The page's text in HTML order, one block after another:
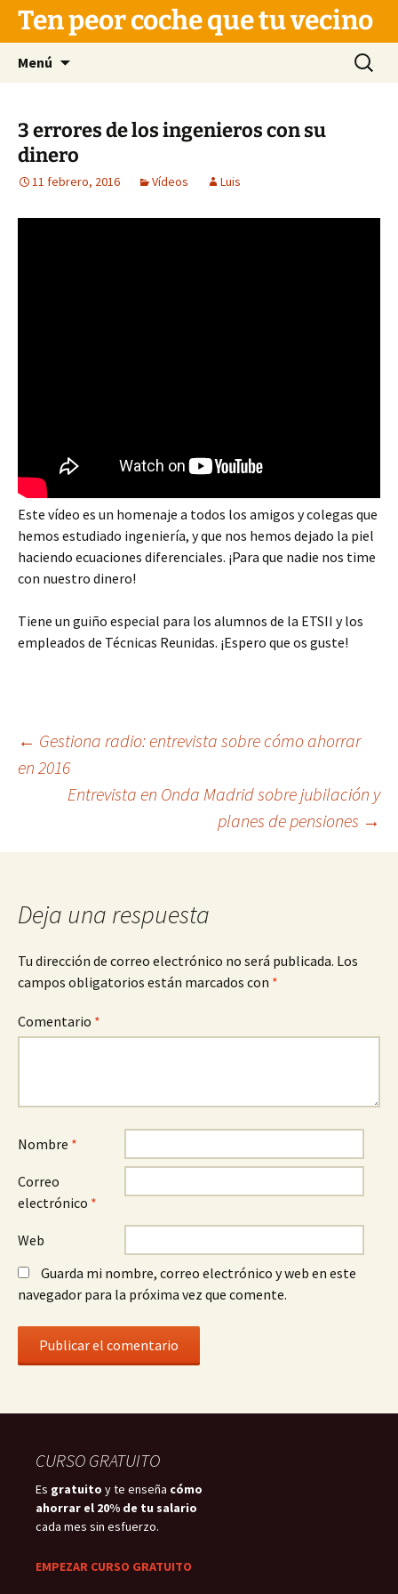
Saltar
contenido
Ten peor coche que tu vecino
Menú Buscar:
3 errores de los ingenieros con su
dinero
11 febrero, 2016 Vídeos Luis
Este vídeo es un homenaje a todos los amigos y colegas que
hemos estudiado ingeniería, y que nos hemos dejado la piel
haciendo ecuaciones diferenciales. ¡Para que nadie nos time
con nuestro dinero!
Tiene un guiño especial para los alumnos de la ETSII y los
empleados de Técnicas Reunidas. ¡Espero que os guste!
Navegación
entradas
← Gestiona radio: entrevista sobre cómo ahorrar
en 2016
Entrevista en Onda Madrid sobre jubilación y
planes de pensiones →
Deja una respuesta
Tu dirección de correo electrónico no será publicada. Los
campos obligatorios están marcados con *
Comentario *
Nombre *
Correo
electrónico *
Web
Guarda mi nombre, correo electrónico y web en este
navegador para la próxima vez que comente.
CURSO GRATUITO
Es gratuito y te enseña cómo
ahorrar el 20% de tu salario
cada mes sin esfuerzo.
EMPEZAR CURSO GRATUITO